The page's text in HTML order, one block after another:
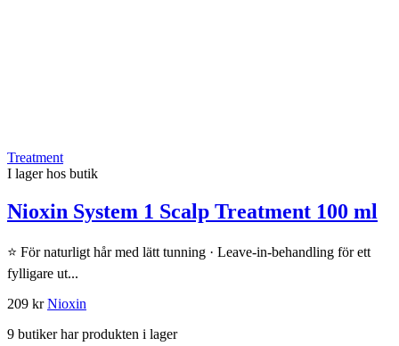
Treatment
I lager hos butik
Nioxin System 1 Scalp Treatment 100 ml
⭐ För naturligt hår med lätt tunning · Leave-in-behandling för ett
fylligare ut...
209 krNioxin
9 butiker har produkten i lager